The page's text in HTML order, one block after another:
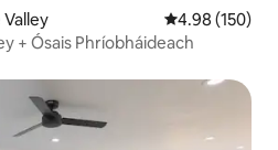
Meánrátáil
4.98 (150)
+ Ósais Phríobháideach